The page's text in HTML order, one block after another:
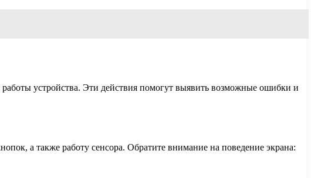
устройства. Эти действия помогут выявить возможные ошибки и
а также работу сенсора. Обратите внимание на поведение экрана: